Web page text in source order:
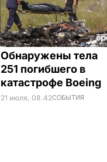
Обнаружены тела
251 погибшего в
катастрофе Boeing
21 июля, 08.42СОБЫТИЯ